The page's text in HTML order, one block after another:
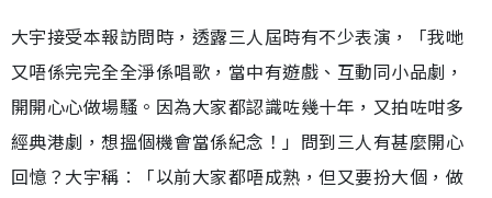
大宇接受本報訪問時，透露三人屆時有不少表演，「我哋
又唔係完完全全淨係唱歌，當中有遊戲、互動同小品劇，
開開心心做場騷。因為大家都認識咗幾十年，又拍咗咁多
經典港劇，想搵個機會當係紀念！」問到三人有甚麼開心
回憶？大宇稱︰「以前大家都唔成熟，但又要扮大個，做